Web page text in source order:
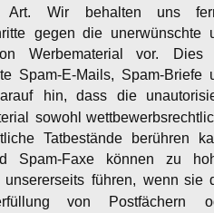
Art. Wir behalten uns
gegen die unerwünschte
Werbematerial vor.
Dies
Spam-E-Mails, Spam-Briefe
hin, dass die
sowohl
Tatbestände berühren
Spam-Faxe können zu
unsererseits führen, wenn sie
von Postfächern